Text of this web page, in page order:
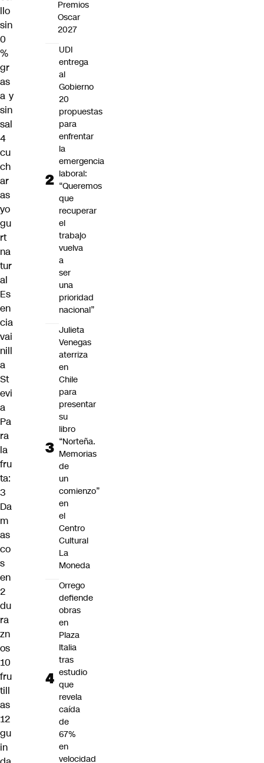
llo
sin
0
%
gr
as
a y
sin
sal
4
cu
ch
ar
as
yo
gu
rt
na
tur
al
Es
en
cia
vai
nill
a
St
evi
a
Pa
ra
la
fru
ta:
3
Da
m
as
co
s
en
2
du
ra
zn
os
10
fru
till
as
12
gu
in
Premios
Oscar
2027
UDI
entrega
al
Gobierno
20
propuestas
para
enfrentar
la
emergencia
laboral:
“Queremos
que
recuperar
el
trabajo
vuelva
a
ser
una
prioridad
nacional”
Julieta
Venegas
aterriza
en
Chile
para
presentar
su
libro
“Norteña.
Memorias
de
un
comienzo”
en
el
Centro
Cultural
La
Moneda
Orrego
defiende
obras
en
Plaza
Italia
tras
estudio
que
revela
caída
de
67%
en
velocidad